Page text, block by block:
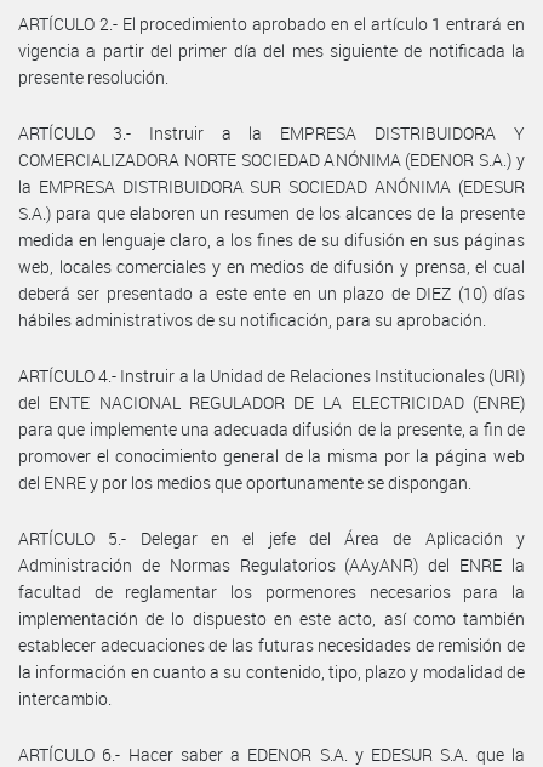
ARTÍCULO 2.- El procedimiento aprobado en el artículo 1 entrará en
vigencia a partir del primer día del mes siguiente de notificada la
presente resolución.
ARTÍCULO 3.- Instruir a la EMPRESA DISTRIBUIDORA Y
COMERCIALIZADORA NORTE SOCIEDAD ANÓNIMA (EDENOR S.A.) y
la EMPRESA DISTRIBUIDORA SUR SOCIEDAD ANÓNIMA (EDESUR
S.A.) para que elaboren un resumen de los alcances de la presente
medida en lenguaje claro, a los fines de su difusión en sus páginas
web, locales comerciales y en medios de difusión y prensa, el cual
deberá ser presentado a este ente en un plazo de DIEZ (10) días
hábiles administrativos de su notificación, para su aprobación.
ARTÍCULO 4.- Instruir a la Unidad de Relaciones Institucionales (URI)
del ENTE NACIONAL REGULADOR DE LA ELECTRICIDAD (ENRE)
para que implemente una adecuada difusión de la presente, a fin de
promover el conocimiento general de la misma por la página web
del ENRE y por los medios que oportunamente se dispongan.
ARTÍCULO 5.- Delegar en el jefe del Área de Aplicación y
Administración de Normas Regulatorios (AAyANR) del ENRE la
facultad de reglamentar los pormenores necesarios para la
implementación de lo dispuesto en este acto, así como también
establecer adecuaciones de las futuras necesidades de remisión de
la información en cuanto a su contenido, tipo, plazo y modalidad de
intercambio.
ARTÍCULO 6.- Hacer saber a EDENOR S.A. y EDESUR S.A. que la